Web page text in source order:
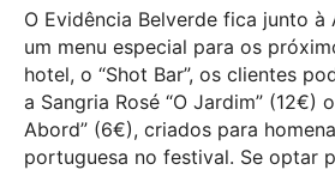
O Evidência Belverde fica junto à
um menu especial para os
hotel, o “Shot Bar”, os clientes
a Sangria Rosé “O Jardim” (12€)
Abord” (6€), criados para
portuguesa no festival. Se optar